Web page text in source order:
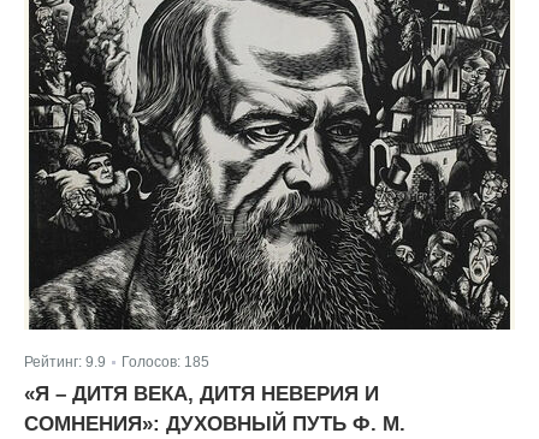
Рейтинг: 9.9 Голосов: 185
«Я – ДИТЯ ВЕКА, ДИТЯ НЕВЕРИЯ И
СОМНЕНИЯ»: ДУХОВНЫЙ ПУТЬ Ф. М.